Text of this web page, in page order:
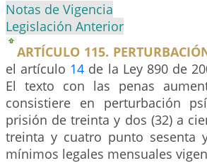
Notas de Vigencia
Legislación Anterior
ARTÍCULO 115.
el artículo 14 de la Ley 890 de
El texto con las penas
consistiere en perturbación
prisión de treinta y dos (32) a
treinta y cuatro punto sesenta
mínimos legales mensuales